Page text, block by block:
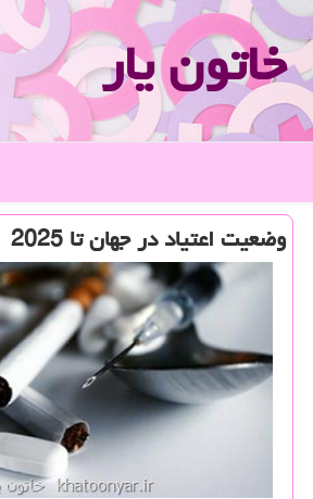
خاتون یار
وضعیت اعتیاد در جهان تا 2025